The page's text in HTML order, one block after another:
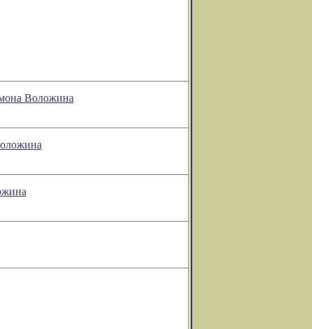
Воложина